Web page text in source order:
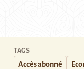
TAGS
Accès abonné